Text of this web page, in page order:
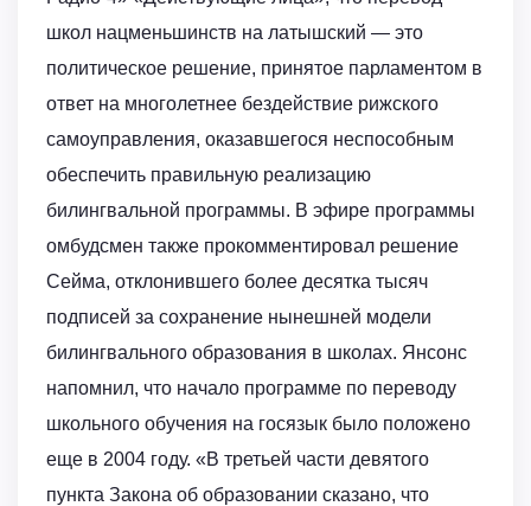
школ нацменьшинств на латышский — это
политическое решение, принятое парламентом в
ответ на многолетнее бездействие рижского
самоуправления, оказавшегося неспособным
обеспечить правильную реализацию
билингвальной программы. В эфире программы
омбудсмен также прокомментировал решение
Сейма, отклонившего более десятка тысяч
подписей за сохранение нынешней модели
билингвального образования в школах. Янсонс
напомнил, что начало программе по переводу
школьного обучения на госязык было положено
еще в 2004 году. «В третьей части девятого
пункта Закона об образовании сказано, что